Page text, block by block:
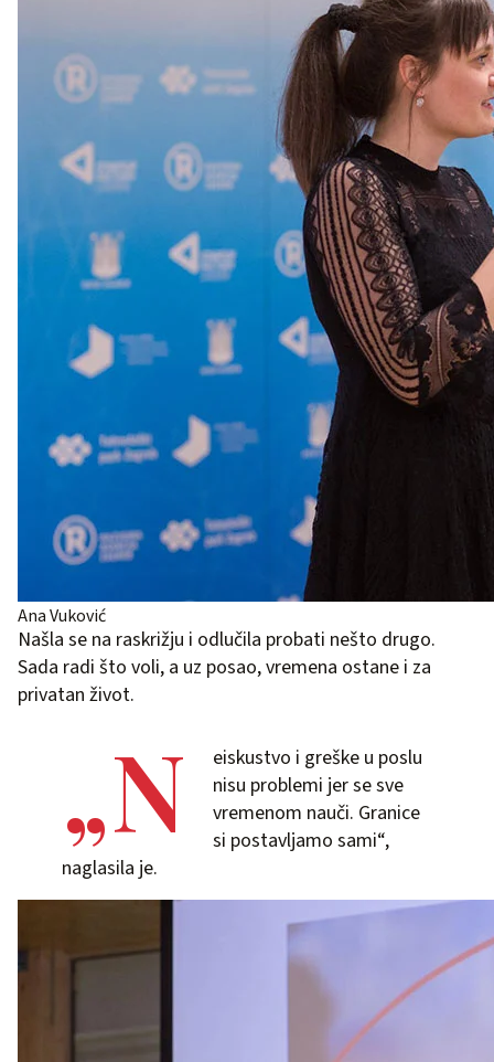
Ana Vuković
Našla se na raskrižju i odlučila probati nešto drugo.
Sada radi što voli, a uz posao, vremena ostane i za
privatan život.
„N
eiskustvo i greške u poslu
nisu problemi jer se sve
vremenom nauči. Granice
si postavljamo sami“,
naglasila je.